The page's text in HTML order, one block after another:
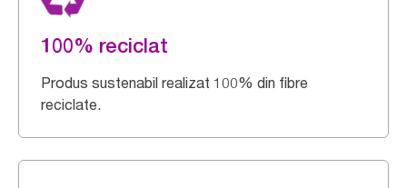
100% reciclat
Produs sustenabil realizat 100% din fibre
reciclate.